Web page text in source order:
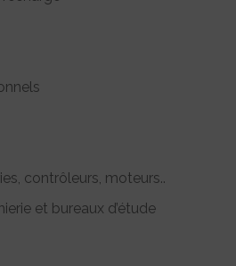
contrôleurs, moteurs..
et bureaux d’étude